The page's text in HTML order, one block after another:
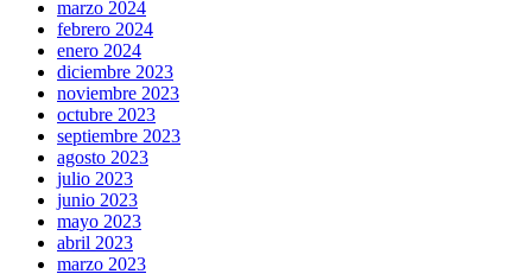
marzo 2024
febrero 2024
enero 2024
diciembre 2023
noviembre 2023
octubre 2023
septiembre 2023
agosto 2023
julio 2023
junio 2023
mayo 2023
abril 2023
marzo 2023